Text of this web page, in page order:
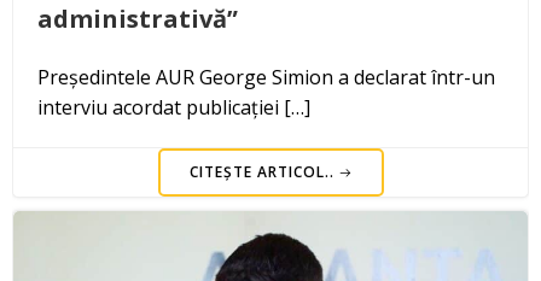
administrativă”
Președintele AUR George Simion a declarat într-un
interviu acordat publicației […]
CITEȘTE ARTICOL..